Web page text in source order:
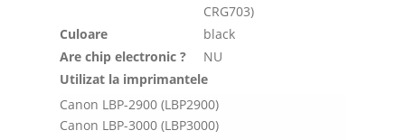
CRG703)
Culoare
black
Are chip electronic ?
NU
Utilizat la imprimantele
Canon LBP-2900 (LBP2900)
Canon LBP-3000 (LBP3000)